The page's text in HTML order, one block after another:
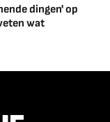
dingen' op
wat